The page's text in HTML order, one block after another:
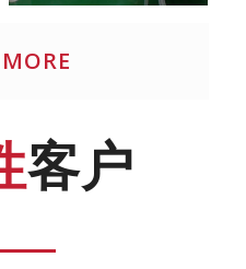
客户